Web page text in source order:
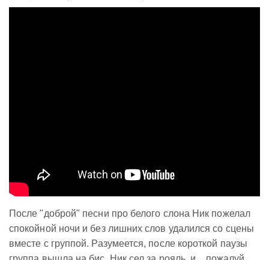
После "доброй" песни про белого слона Ник пожелал
спокойной ночи и без лишних слов удалился со сцены
вместе с группой. Разумеется, после короткой паузы